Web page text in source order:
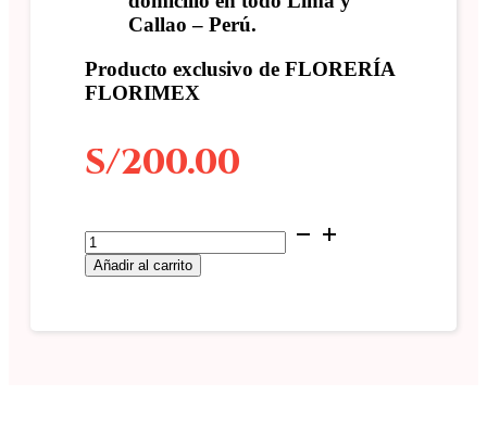
Callao – Perú.
Producto exclusivo de FLORERÍA
FLORIMEX
S/200.00
Cruz
1.80
metros
Añadir al carrito